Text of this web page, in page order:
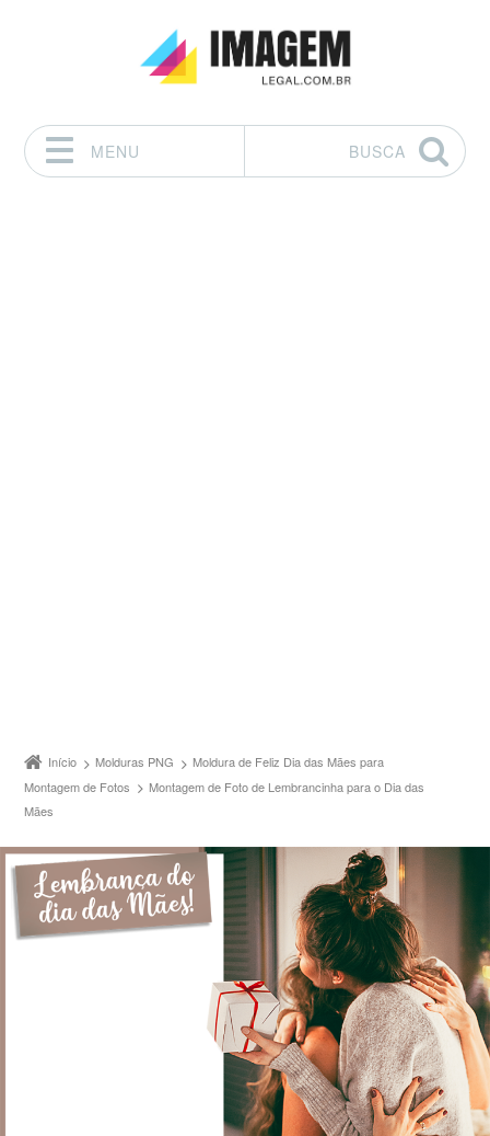
MENU
BUSCA
Início Molduras PNG
Moldura de Feliz Dia das Mães para
Montagem de Fotos
Montagem de Foto de Lembrancinha para o Dia das
Mães